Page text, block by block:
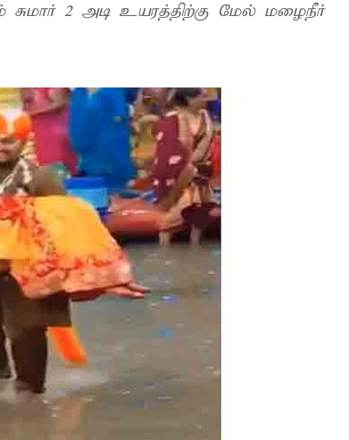
சுமார் 2 அடி உயரத்திற்கு மேல் மழைநீர்